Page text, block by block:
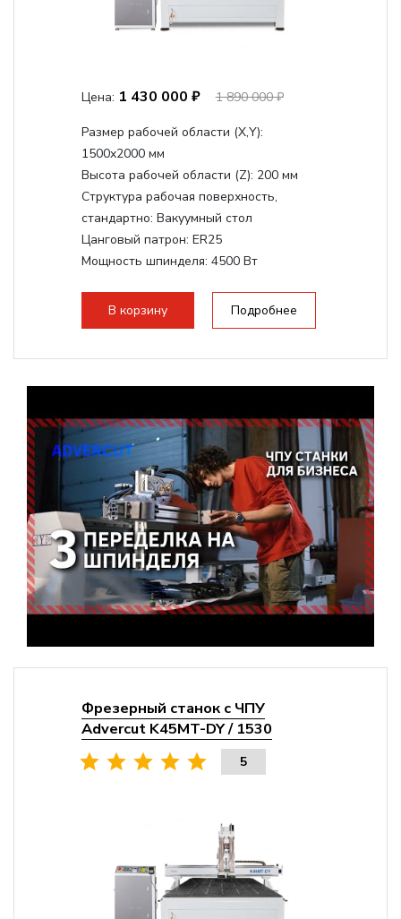
Цена: 1 430 000 ₽ 1 890 000 ₽
Размер рабочей области (Х,Y):
1500x2000 мм
Высота рабочей области (Z): 200 мм
Структура рабочая поверхность,
стандартно: Вакуумный стол
Цанговый патрон: ER25
Мощность шпинделя: 4500 Вт
Мощность инвертора:
10500 Вт
В корзину Подробнее
Фрезерный станок с ЧПУ
Advercut K45MT-DY / 1530
5